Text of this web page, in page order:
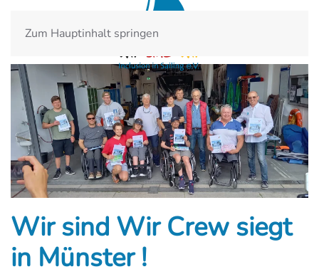
Zum Hauptinhalt springen
Wir sind Wir Crew siegt
in Münster !